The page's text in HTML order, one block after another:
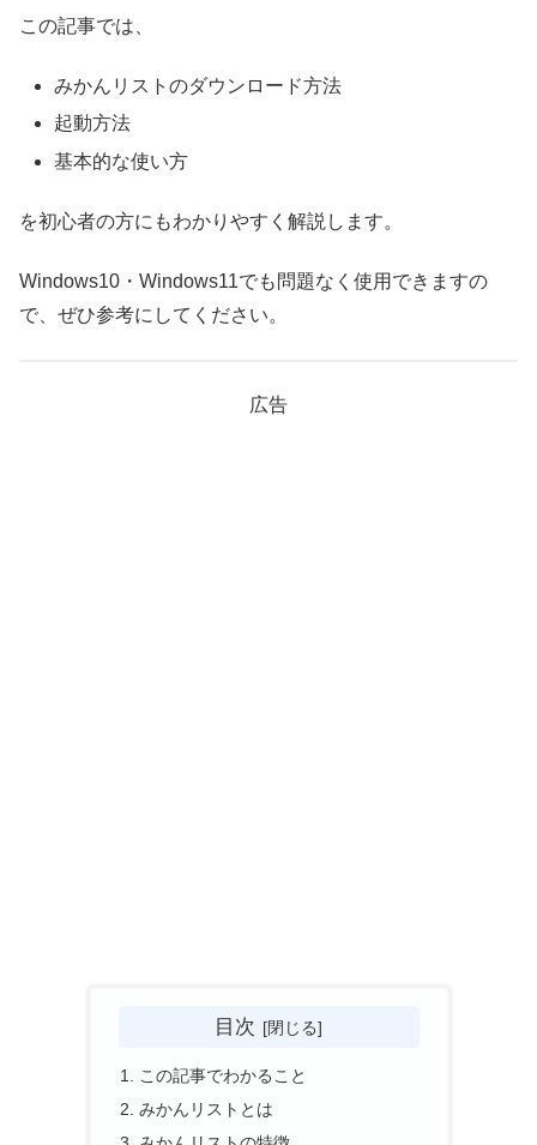
この記事では、
みかんリストのダウンロード方法
起動方法
基本的な使い方
を初心者の方にもわかりやすく解説します。
Windows10・Windows11でも問題なく使用できますの
で、ぜひ参考にしてください。
広告
目次
この記事でわかること
みかんリストとは